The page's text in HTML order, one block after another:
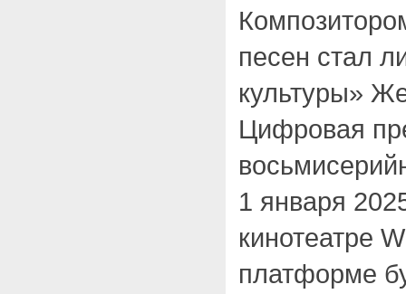
песен стал
культуры»
Цифровая
1 января
кинотеатре
платформе